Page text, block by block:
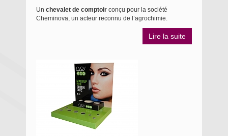
Un chevalet de comptoir conçu pour la société
Cheminova, un acteur reconnu de l’agrochimie.
Lire la suite